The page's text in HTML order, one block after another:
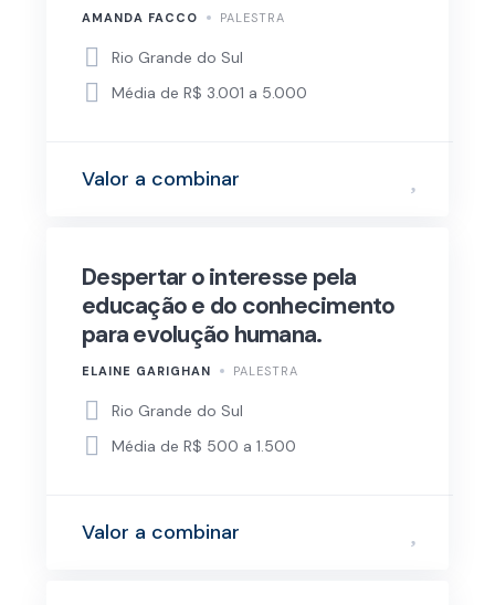
AMANDA FACCO PALESTRA
Rio Grande do Sul
Média de R$ 3.001 a 5.000
Valor a combinar
Despertar o interesse pela
educação e do conhecimento
para evolução humana.
ELAINE GARIGHAN PALESTRA
Rio Grande do Sul
Média de R$ 500 a 1.500
Valor a combinar